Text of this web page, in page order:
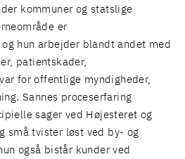
kommuner og statslige
er
hun arbejder blandt andet med
patientskader,
for offentlige myndigheder,
Sannes proceserfaring
sager ved Højesteret og
små tvister løst ved by- og
også bistår kunder ved